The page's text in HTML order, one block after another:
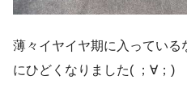
薄々イヤイヤ期に入ってい
にひどくなりました( ；∀；)